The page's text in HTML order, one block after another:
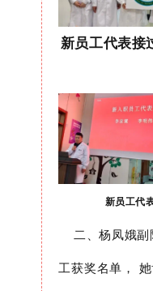
新员工代表接
新员工代
二、杨凤娥
工获奖名单，